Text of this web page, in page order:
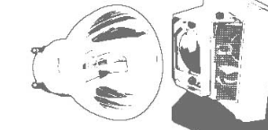
Yhteystiedot
KIRJAUDU